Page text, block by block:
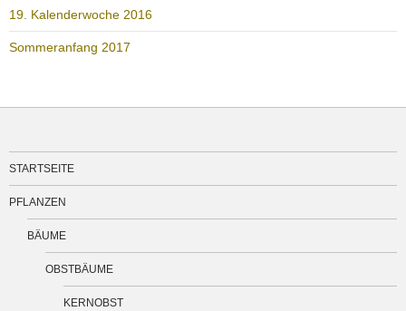
19. Kalenderwoche 2016
Sommeranfang 2017
STARTSEITE
PFLANZEN
BÄUME
OBSTBÄUME
KERNOBST